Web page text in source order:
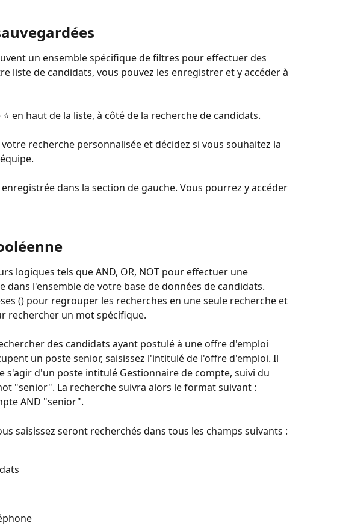
un ensemble spécifique de filtres pour effectuer des
liste de candidats, vous pouvez les enregistrer et y accéder à
en haut de la liste, à côté de la recherche de candidats.
recherche personnalisée et décidez si vous souhaitez la
dans la section de gauche. Vous pourrez y accéder
logiques tels que AND, OR, NOT pour effectuer une
dans l'ensemble de votre base de données de candidats.
() pour regrouper les recherches en une seule recherche et
rechercher un mot spécifique.
des candidats ayant postulé à une offre d'emploi
un poste senior, saisissez l'intitulé de l'offre d'emploi. Il
s'agir d'un poste intitulé Gestionnaire de compte, suivi du
"senior". La recherche suivra alors le format suivant :
AND "senior".
saisissez seront recherchés dans tous les champs suivants :